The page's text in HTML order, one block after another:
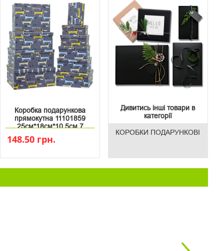
Коробка подарункова
прямокутна 11101859
25см*18см*10.5см 7
148.50 грн.
Дивитись інші товари в
категорії
КОРОБКИ ПОДАРУНКОВІ